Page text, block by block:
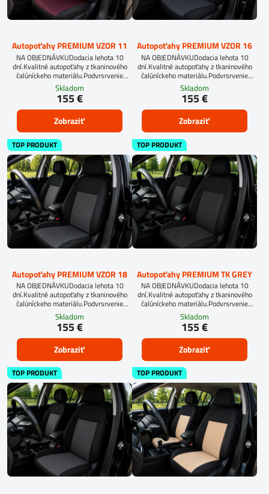
Autopoťahy PREMIUM VZOR 11
NA OBJEDNÁVKUDodacia lehota 10
dní.Kvalitné autopoťahy z tkaninového
čalúníckeho materiálu.Podvrsrvenie
molitan 5 mm.
Skladom
155 €
Zobraziť
Autopoťahy PREMIUM VZOR 16
NA OBJEDNÁVKUDodacia lehota 10
dní.Kvalitné autopoťahy z tkaninového
čalúníckeho materiálu.Podvrsrvenie
molitan 5 mm.
Skladom
155 €
Zobraziť
TOP PRODUKT
Autopoťahy PREMIUM VZOR 18
NA OBJEDNÁVKUDodacia lehota 10
dní.Kvalitné autopoťahy z tkaninového
čalúníckeho materiálu.Podvrsrvenie
molitan 5 mm.Pre objednanie autopoťahu
na mieru je potrebné vyplniť
objednávkový formulár.OBJEDNAŤ TU
Skladom
155 €
Zobraziť
TOP PRODUKT
Autopoťahy PREMIUM TK GREY
NA OBJEDNÁVKUDodacia lehota 10
dní.Kvalitné autopoťahy z tkaninového
čalúníckeho materiálu.Podvrsrvenie
molitan 5 mm.Pre objednanie autopoťahu
na mieru je potrebné vyplniť
objednávkový formulár.OBJEDNAŤ TU
Skladom
155 €
Zobraziť
TOP PRODUKT TOP PRODUKT